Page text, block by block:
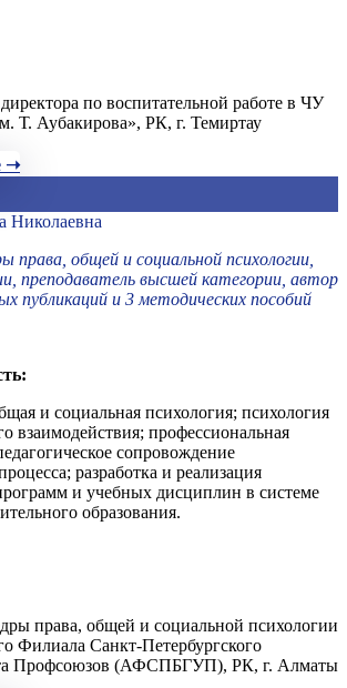
по воспитательной работе в ЧУ
Т. Аубакирова», РК, г. Темиртау
➝
Николаевна
права, общей и социальной психологии,
преподаватель высшей категории, автор
публикаций и 3 методических пособий
и социальная психология; психология
взаимодействия; профессиональная
сопровождение
разработка и реализация
и учебных дисциплин в системе
образования.
права, общей и социальной психологии
Филиала Санкт-Петербургского
Профсоюзов (АФСПБГУП), РК, г. Алматы